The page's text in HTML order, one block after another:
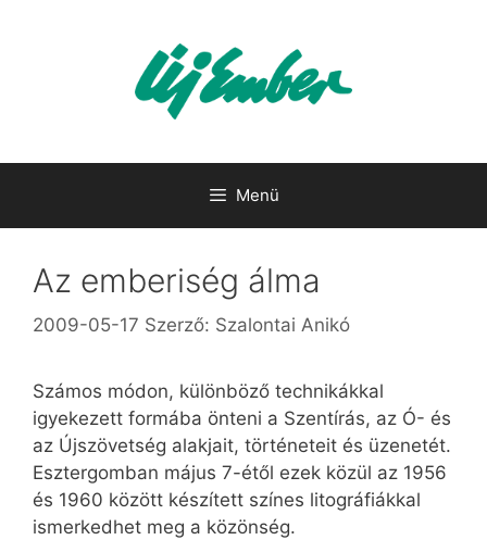
Menü
Az emberiség álma
2009-05-17 Szerző: Szalontai Anikó
Számos módon, különböző technikákkal
igyekezett formába önteni a Szentírás, az Ó- és
az Újszövetség alakjait, történeteit és üzenetét.
Esztergomban május 7-étől ezek közül az 1956
és 1960 között készített színes litográfiákkal
ismerkedhet meg a közönség.